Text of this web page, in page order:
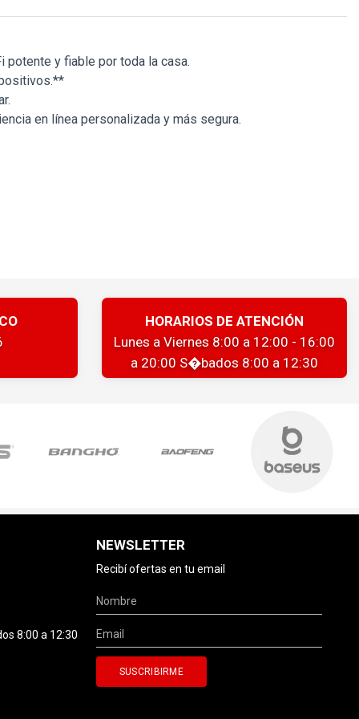
potente y fiable por toda la casa.
en línea personalizada y más segura.
HORARIOS DE ATENCIÓN
Lunes a Viernes 8:00 a 12:00 - 16:00
a 20:00 S�bados 8:00 a 12:30
8:00 a 12:30
NEWSLETTER
Recibí ofertas en tu email